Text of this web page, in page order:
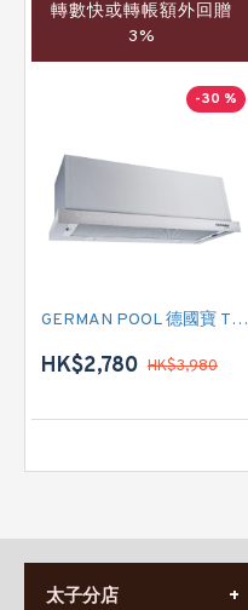
轉數快或轉帳額外回贈
3%
-30 %
GERMAN POOL 德國寶 TFT-900 嵌入式抽油煙機
HK$2,780 HK$3,980
太子分店